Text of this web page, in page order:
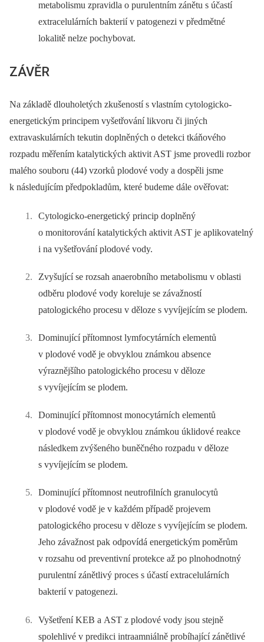
metabolismu zpravidla o purulentním zánětu s účastí
extracelulárních bakterií v patogenezi v předmětné
lokalitě nelze pochybovat.
ZÁVĚR
Na základě dlouholetých zkušeností s vlastním cytologicko-
energetickým principem vyšetřování likvoru či jiných
extravaskulárních tekutin doplněných o detekci tkáňového
rozpadu měřením katalytických aktivit AST jsme provedli rozbor
malého souboru (44) vzorků plodové vody a dospěli jsme
k následujícím předpokladům, které budeme dále ověřovat:
Cytologicko-energetický princip doplněný
o monitorování katalytických aktivit AST je aplikovatelný
i na vyšetřování plodové vody.
Zvyšující se rozsah anaerobního metabolismu v oblasti
odběru plodové vody koreluje se závažností
patologického procesu v děloze s vyvíjejícím se plodem.
Dominující přítomnost lymfocytárních elementů
v plodové vodě je obvyklou známkou absence
výraznějšího patologického procesu v děloze
s vyvíjejícím se plodem.
Dominující přítomnost monocytárních elementů
v plodové vodě je obvyklou známkou úklidové reakce
následkem zvýšeného buněčného rozpadu v děloze
s vyvíjejícím se plodem.
Dominující přítomnost neutrofilních granulocytů
v plodové vodě je v každém případě projevem
patologického procesu v děloze s vyvíjejícím se plodem.
Jeho závažnost pak odpovídá energetickým poměrům
v rozsahu od preventivní protekce až po plnohodnotný
purulentní zánětlivý proces s účastí extracelulárních
bakterií v patogenezi.
Vyšetření KEB a AST z plodové vody jsou stejně
spolehlivé v predikci intraamniálně probíhající zánětlivé